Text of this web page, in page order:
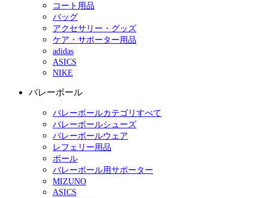
コート用品
バッグ
アクセサリー・グッズ
ケア・サポーター用品
adidas
ASICS
NIKE
バレーボール
バレーボールカテゴリすべて
バレーボールシューズ
バレーボールウェア
レフェリー用品
ボール
バレーボール用サポーター
MIZUNO
ASICS